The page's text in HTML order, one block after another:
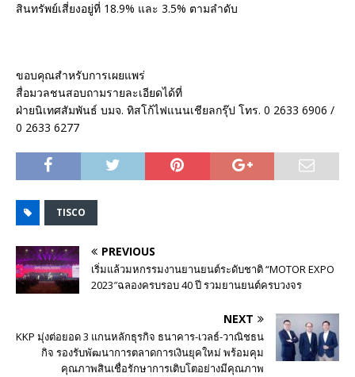
สินทรัพย์เสี่ยงอยู่ที่ 18.9% และ 3.5% ตามลำดับ
ขอบคุณสำหรับการเผยแพร่
สื่อมวลชนสอบถามรายละเอียดได้ที่
ฝ่ายนิเทศสัมพันธ์ บมจ. ทิสโก้ไฟแนนเชียลกรุ๊ป โทร. 0 2633 6906 /
0 2633 6277
TISCO
PREVIOUS
เริ่มแล้วมหกรรมงานยานยนต์ระดับชาติ “MOTOR EXPO
2023″ฉลองครบรอบ 40 ปี รวมยานยนต์ครบวงจร
NEXT
KKP มุ่งต่อยอด 3 แกนหลักธุรกิจ ธนาคาร-เวลธ์-วาณิชธน
กิจ รองรับพัฒนาการตลาดการเงินยุคใหม่ พร้อมคุม
คุณภาพสินเชื่อรักษาการเติบโตอย่างมีคุณภาพ